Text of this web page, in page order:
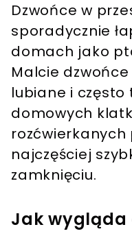
Dzwońce w
sporadycznie
domach jako
Malcie
lubiane i często
domowych
rozćwierkanych
najczęściej
zamknięciu.
Jak wygląda